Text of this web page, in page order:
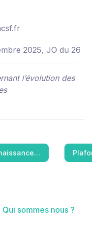
2025, JO du 26
l’évolution des
Qui sommes nous ?